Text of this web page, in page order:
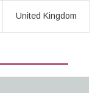
United Kingdom